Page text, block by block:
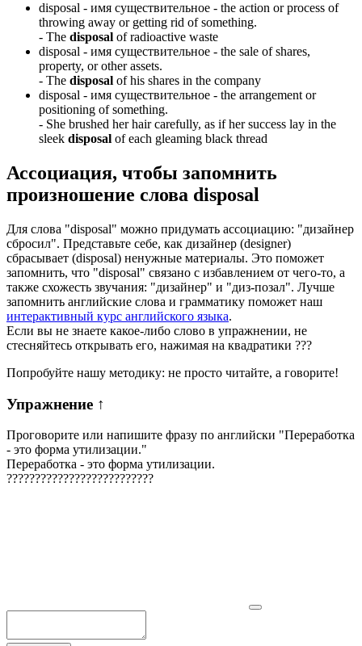
disposal - имя существительное - the action or process of
throwing away or getting rid of something.
- The disposal of radioactive waste
disposal - имя существительное - the sale of shares,
property, or other assets.
- The disposal of his shares in the company
disposal - имя существительное - the arrangement or
positioning of something.
- She brushed her hair carefully, as if her success lay in the
sleek disposal of each gleaming black thread
Ассоциация, чтобы запомнить
произношение слова disposal
Для слова "disposal" можно придумать ассоциацию: "дизайнер
сбросил". Представьте себе, как дизайнер (designer)
сбрасывает (disposal) ненужные материалы. Это поможет
запомнить, что "disposal" связано с избавлением от чего-то, а
также схожесть звучания: "дизайнер" и "диз-позал". Лучше
запомнить английские слова и грамматику поможет наш
интерактивный курс английского языка.
Если вы не знаете какое-либо слово в упражнении, не
стесняйтесь открывать его, нажимая на квадратики ???
Попробуйте нашу методику: не просто читайте, а говорите!
Упражнение ↑
Проговорите или напишите фразу по английски "Переработка
- это форма утилизации."
Переработка - это форма утилизации.
??????????????????????????